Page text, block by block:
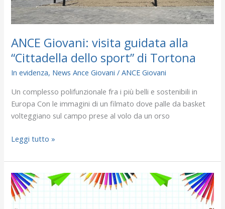
ANCE Giovani: visita guidata alla
“Cittadella dello sport” di Tortona
In evidenza, News Ance Giovani /ANCE Giovani
Un complesso polifunzionale fra i più belli e sostenibili in
Europa Con le immagini di un filmato dove palle da basket
volteggiano sul campo prese al volo da un orso
Leggi tutto »
ANCE
Giovani:
premiate